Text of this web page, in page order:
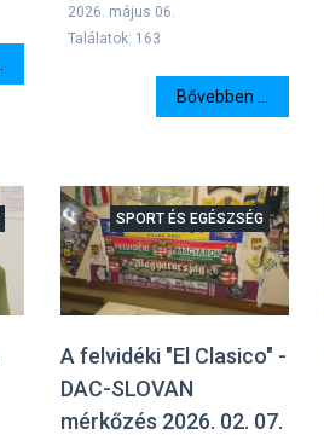
2026. május 06.
Találatok: 163
Bővebben ...
A felvidéki "El Clasico" -
DAC-SLOVAN
mérkőzés 2026. 02. 07.
SPORT ÉS EGÉSZSÉG